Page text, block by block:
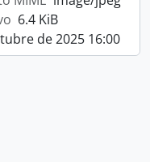
6.4 KiB
de 2025 16:00